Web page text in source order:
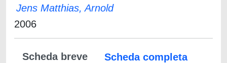
Jens Matthias, Arnold
2006
Scheda breve
Scheda completa